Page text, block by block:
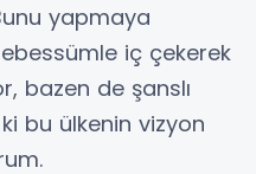
yapmaya
iç çekerek
bazen de şanslı
bu ülkenin vizyon